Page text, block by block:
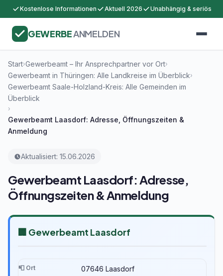
Kostenlose Informationen Aktuell 2026 Unabhängig & seriös
GEWERBEANMELDEN
Start›Gewerbeamt – Ihr Ansprechpartner vor Ort›
Gewerbeamt in Thüringen: Alle Landkreise im Überblick›
Gewerbeamt Saale-Holzland-Kreis: Alle Gemeinden im
Überblick
›
Gewerbeamt Laasdorf: Adresse, Öffnungszeiten &
Anmeldung
Aktualisiert: 15.06.2026
Gewerbeamt Laasdorf: Adresse,
Öffnungszeiten & Anmeldung
🏢 Gewerbeamt Laasdorf
📮 Ort 07646 Laasdorf